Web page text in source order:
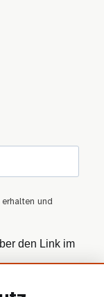
und
den Link im